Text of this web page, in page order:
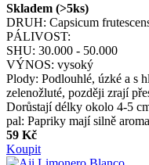
Skladem (>5ks)
DRUH: Capsicum
PÁLIVOST:
SHU: 30.000 - 50.000
VÝNOS: vysoký
Plody: Podlouhlé, úzké a s
zelenožluté, později zrají
Dorůstají délky okolo 4-5
pal: Papriky mají silně
59 Kč
Koupit